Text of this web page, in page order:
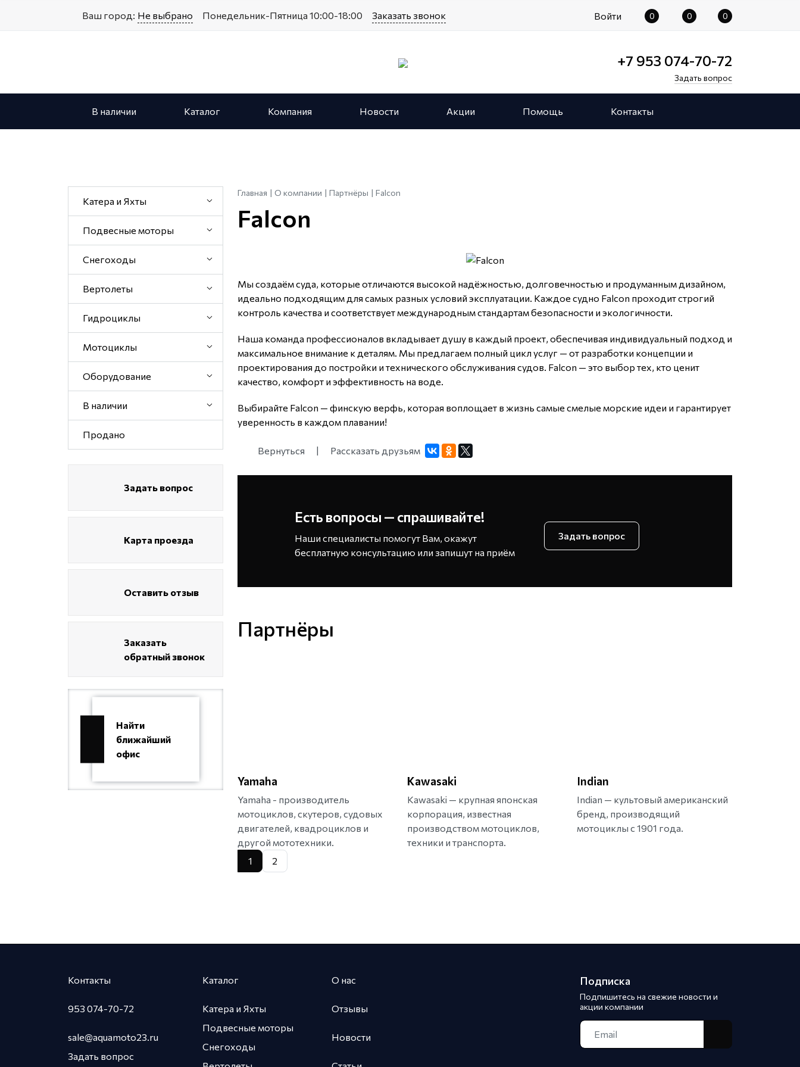
Ваш город: Не выбрано Понедельник-Пятница 10:00-18:00 Заказать звонок Войти 0 0 0
+7 953 074-70-72
Задать вопрос
В наличии Каталог Компания Новости Акции Помощь Контакты
Главная О компании Партнёры Falcon
Falcon
Мы создаём суда, которые отличаются высокой надёжностью, долговечностью и продуманным дизайном,
идеально подходящим для самых разных условий эксплуатации. Каждое судно Falcon проходит строгий
контроль качества и соответствует международным стандартам безопасности и экологичности.
Наша команда профессионалов вкладывает душу в каждый проект, обеспечивая индивидуальный подход и
максимальное внимание к деталям. Мы предлагаем полный цикл услуг — от разработки концепции и
проектирования до постройки и технического обслуживания судов. Falcon — это выбор тех, кто ценит
качество, комфорт и эффективность на воде.
Выбирайте Falcon — финскую верфь, которая воплощает в жизнь самые смелые морские идеи и гарантирует
уверенность в каждом плавании!
Вернуться | Рассказать друзьям
Есть вопросы — спрашивайте!
Наши специалисты помогут Вам, окажут
бесплатную консультацию или запишут на приём
Задать вопрос
Партнёры
Yamaha
Yamaha - производитель
мотоциклов, скутеров, судовых
двигателей, квадроциклов и
другой мототехники.
Kawasaki
Kawasaki — крупная японская
корпорация, известная
производством мотоциклов,
техники и транспорта.
Indian
Indian — культовый американский
бренд, производящий
мотоциклы с 1901 года.
1 2
Катера и Яхты
Подвесные моторы
Снегоходы
Вертолеты
Гидроциклы
Мотоциклы
Оборудование
В наличии
Продано
Задать вопрос
Карта проезда
Оставить отзыв
Заказать
обратный звонок
Найти
ближайший
офис
Контакты
953 074-70-72
sale@aquamoto23.ru
Задать вопрос
Подписка
Подпишитесь на свежие новости и
акции компании
Каталог
Катера и Яхты
Подвесные моторы
Снегоходы
О нас
Отзывы
Новости